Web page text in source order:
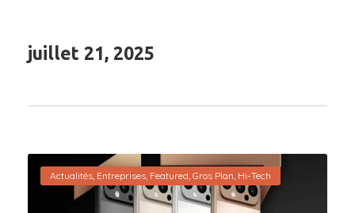
juillet 21, 2025
Actualités, Entreprises, Featured, Gros Plan, Hi-Tech